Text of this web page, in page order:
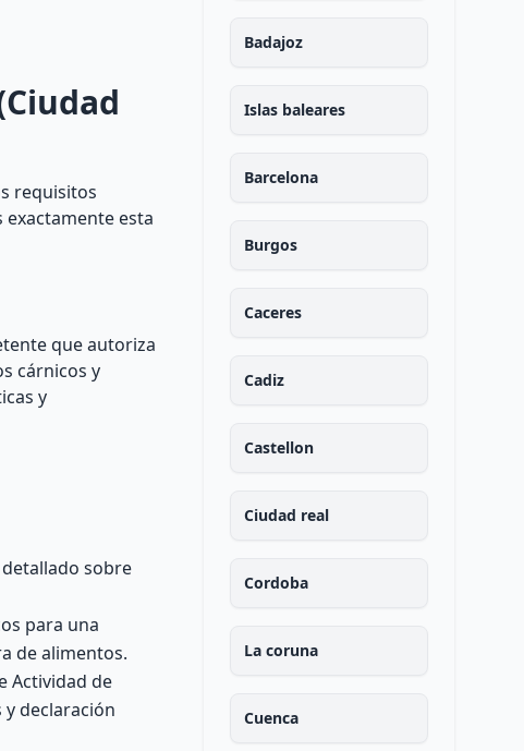
requisitos
exactamente esta
que autoriza
cárnicos y
y
sobre
para una
de alimentos.
Actividad de
declaración
Badajoz
Islas baleares
Barcelona
Burgos
Caceres
Cadiz
Castellon
Ciudad real
Cordoba
La coruna
Cuenca